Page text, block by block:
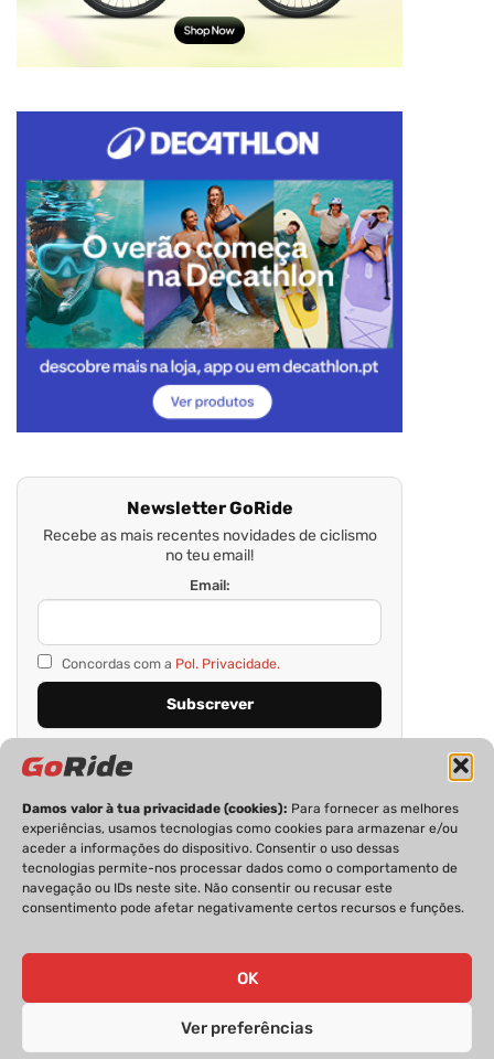
Damos valor à tua privacidade (cookies): Para fornecer as melhores
experiências, usamos tecnologias como cookies para armazenar e/ou
aceder a informações do dispositivo. Consentir o uso dessas
tecnologias permite-nos processar dados como o comportamento de
navegação ou IDs neste site. Não consentir ou recusar este
consentimento pode afetar negativamente certos recursos e funções.
OK
Ver preferências
Newsletter GoRide
Recebe as mais recentes novidades de ciclismo
no teu email!
Email:
Concordas com a Pol. Privacidade.
PRIVACIDADE FICHA TÉCNICA
ESTATUTO EDITORIAL